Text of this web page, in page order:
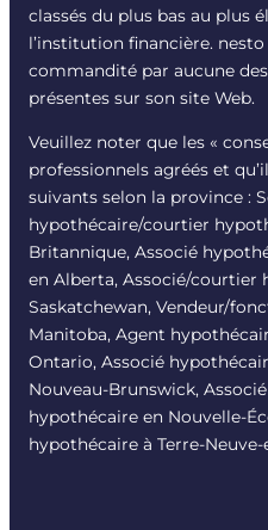
classés du plus bas au plus
l’institution financière. nesto
commandité par aucune
présentes sur son site Web.
Veuillez noter que les «
professionnels agréés et
suivants selon la province :
hypothécaire/courtier
Britannique, Associé
en Alberta, Associé/courtier
Saskatchewan, Vendeur/
Manitoba, Agent
Ontario, Associé
Nouveau-Brunswick,
hypothécaire en Nouvelle-
hypothécaire à Terre-Neuve-